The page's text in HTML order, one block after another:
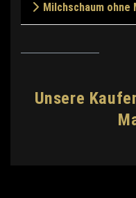
Milchschaum
Unsere